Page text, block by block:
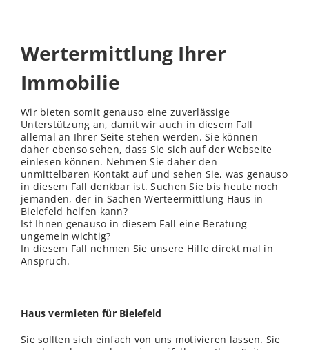
Wertermittlung Ihrer
Immobilie
Wir bieten somit genauso eine zuverlässige
Unterstützung an, damit wir auch in diesem Fall
allemal an Ihrer Seite stehen werden. Sie können
daher ebenso sehen, dass Sie sich auf der Webseite
einlesen können. Nehmen Sie daher den
unmittelbaren Kontakt auf und sehen Sie, was genauso
in diesem Fall denkbar ist. Suchen Sie bis heute noch
jemanden, der in Sachen Werteermittlung Haus in
Bielefeld helfen kann?
Ist Ihnen genauso in diesem Fall eine Beratung
ungemein wichtig?
In diesem Fall nehmen Sie unsere Hilfe direkt mal in
Anspruch.
Haus vermieten für Bielefeld
Sie sollten sich einfach von uns motivieren lassen. Sie